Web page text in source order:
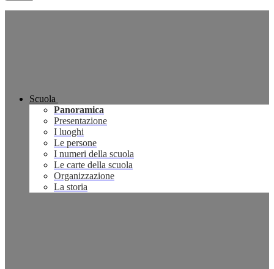
Scuola
Panoramica
Presentazione
I luoghi
Le persone
I numeri della scuola
Le carte della scuola
Organizzazione
La storia